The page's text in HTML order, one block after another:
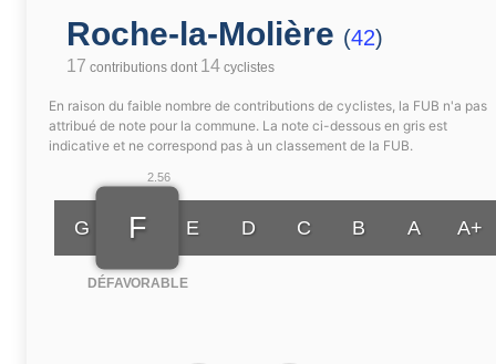
Roche-la-Molière (42)
17 contributions dont 14 cyclistes
En raison du faible nombre de contributions de cyclistes, la FUB n'a pas
attribué de note pour la commune. La note ci-dessous en gris est
indicative et ne correspond pas à un classement de la FUB.
G
2.56
F
DÉFAVORABLE
E D C B A A+